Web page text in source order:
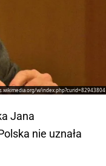
w/index.php?curid=82943804
Jana
nie uznała